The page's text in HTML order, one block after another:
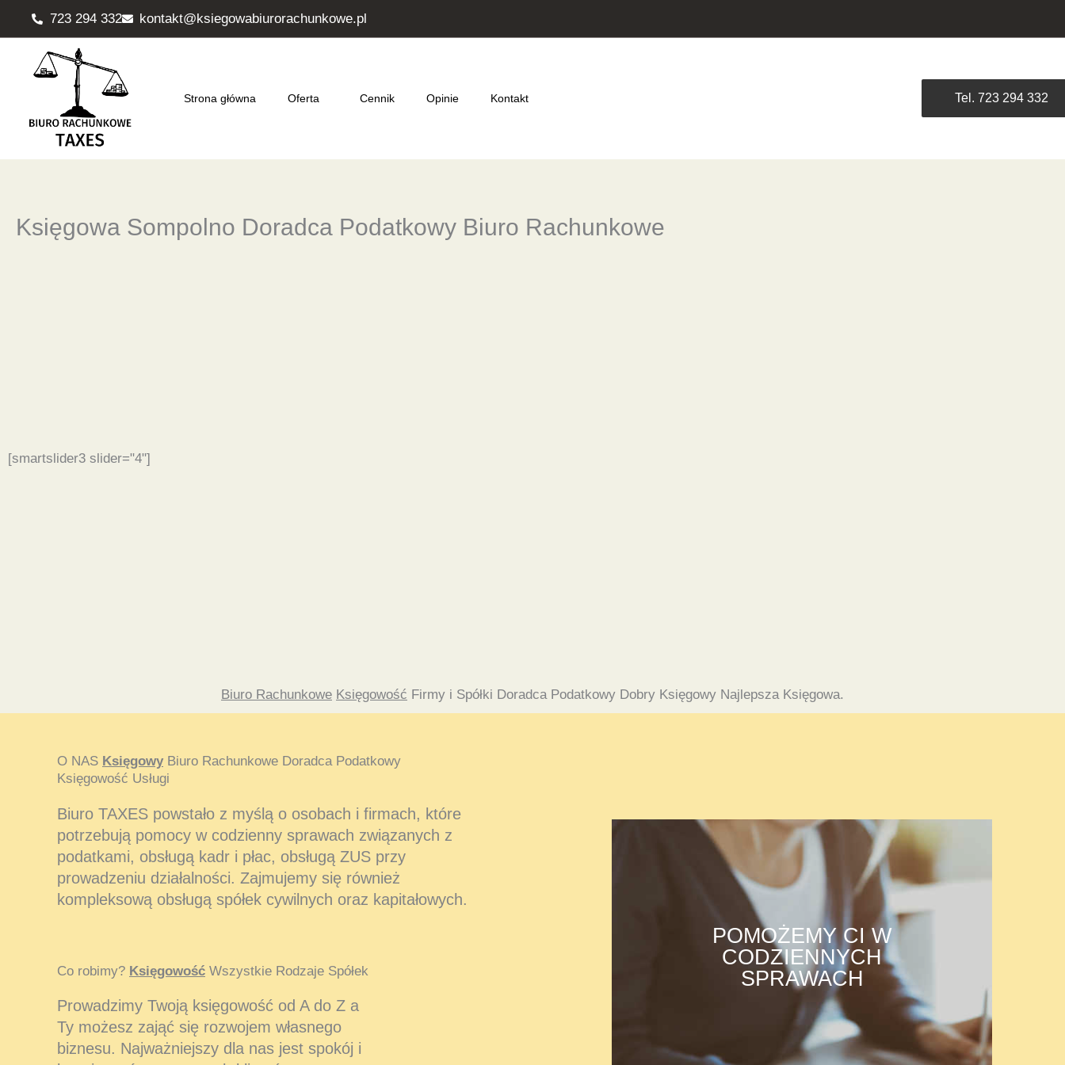
Przejdź
723 294 332 kontakt@ksiegowabiurorachunkowe.pl
Strona główna Oferta Cennik Opinie Kontakt Tel. 723 294 332
Księgowa Sompolno Doradca Podatkowy Biuro Rachunkowe
[smartslider3 slider="4"]
Biuro Rachunkowe Księgowość Firmy i Spółki Doradca Podatkowy Dobry Księgowy Najlepsza Księgowa.
O NAS Księgowy Biuro Rachunkowe Doradca Podatkowy
Księgowość Usługi
Biuro TAXES powstało z myślą o osobach i firmach, które
potrzebują pomocy w codzienny sprawach związanych z
podatkami, obsługą kadr i płac, obsługą ZUS przy
prowadzeniu działalności. Zajmujemy się również
kompleksową obsługą spółek cywilnych oraz kapitałowych.
Co robimy? Księgowość Wszystkie Rodzaje Spółek
Prowadzimy Twoją księgowość od A do Z a
Ty możesz zająć się rozwojem własnego
biznesu. Najważniejszy dla nas jest spokój i
POMOŻEMY CI W
CODZIENNYCH
SPRAWACH